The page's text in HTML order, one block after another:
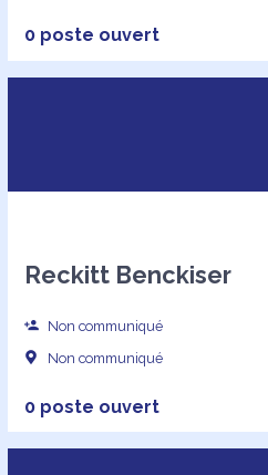
0 poste ouvert
Reckitt Benckiser
Non communiqué
Non communiqué
0 poste ouvert